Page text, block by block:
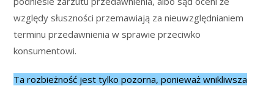
względy słuszności przemawiają za nieuwzględnianiem
terminu przedawnienia w sprawie przeciwko
konsumentowi.
Ta rozbieżność jest tylko pozorna, ponieważ wnikliwsza